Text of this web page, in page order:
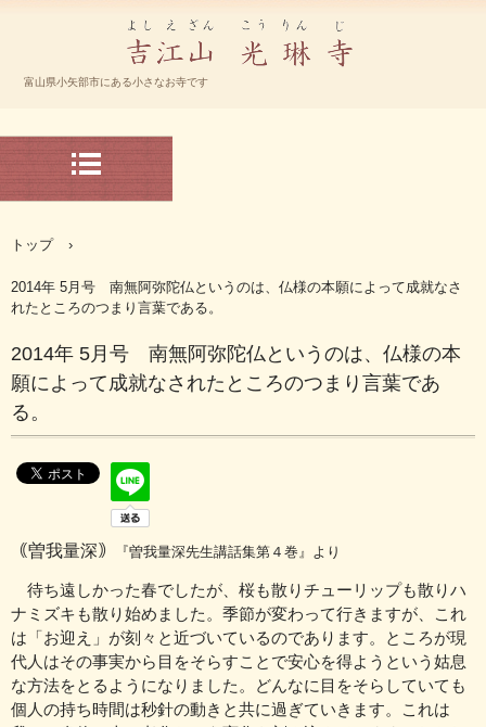
谷派 光琳寺 ホームページ
富山県小矢部市にある小さなお寺です
トップ ›
2014年 5月号 南無阿弥陀仏というのは、仏様の本願によって成就なさ
れたところのつまり言葉である。
2014年 5月号 南無阿弥陀仏というのは、仏様の本
願によって成就なされたところのつまり言葉であ
る。
｟曽我量深｠ 『曽我量深先生講話集第４巻』より
待ち遠しかった春でしたが、桜も散りチューリップも散りハ
ナミズキも散り始めました。季節が変わって行きますが、これ
は「お迎え」が刻々と近づいているのであります。ところが現
代人はその事実から目をそらすことで安心を得ようという姑息
な方法をとるようになりました。どんなに目をそらしていても
個人の持ち時間は秒針の動きと共に過ぎていきます。これは